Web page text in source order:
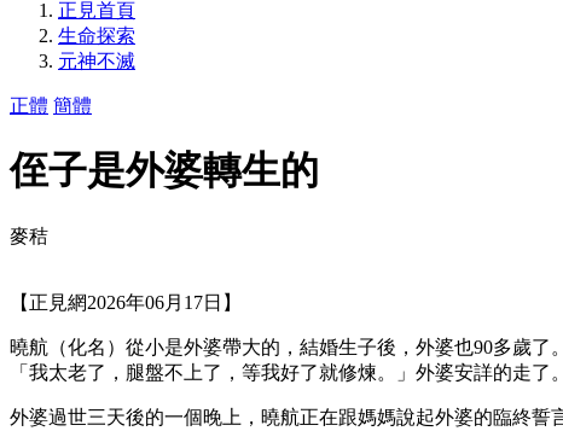
正見首頁
生命探索
元神不滅
正體 簡體
侄子是外婆轉生的
麥秸
【正見網2026年06月17日】
曉航（化名）從小是外婆帶大的，結婚生子後，外婆也90多歲
「我太老了，腿盤不上了，等我好了就修煉。」外婆安詳的走了。
外婆過世三天後的一個晚上，曉航正在跟媽媽說起外婆的臨終